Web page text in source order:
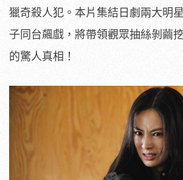
獵奇殺人犯。 本片集結日劇兩大明
子同台飆戲， 將帶領觀眾抽絲剝繭
的驚人真相！